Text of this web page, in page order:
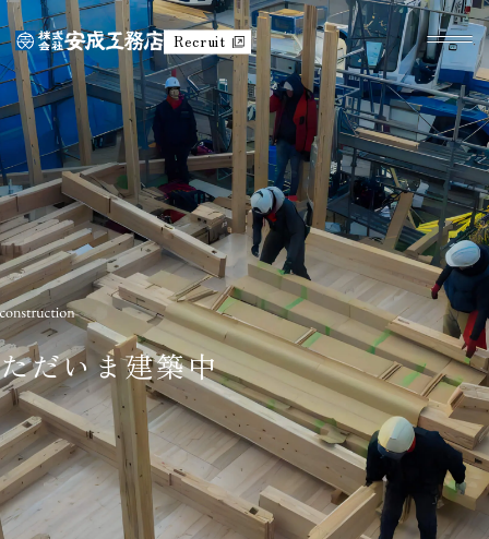
Recruit
ただいま建築中